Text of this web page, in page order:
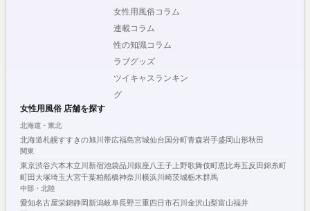
女性用風俗コラム
連載コラム
性の知識コラム
ラブグッズ
ツイキャスランキン
グ
女性用風俗 店舗を探す
北海道・東北
北海道札幌すすきの旭川帯広福島宮城仙台国分町青森岩手盛岡山形秋田
関東
東京渋谷六本木立川新宿池袋品川銀座 八王子 上野歌舞伎町恵比寿五反田錦糸町
町田大塚埼玉大宮千葉柏船橋神奈川横浜川崎茨城栃木群馬
中部・北陸
愛知名古屋栄錦静岡新潟岐阜長野三重四日市石川金沢山梨富山福井